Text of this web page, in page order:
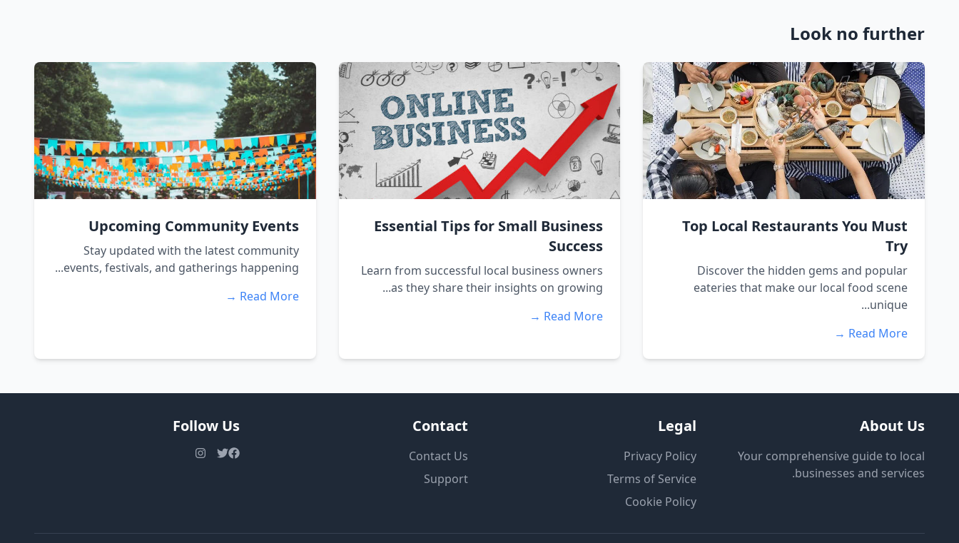
Look no further
Top Local Restaurants You Must
Try
Discover the hidden gems and popular
eateries that make our local food scene
unique...
Read More →
Essential Tips for Small Business
Success
Learn from successful local business owners
as they share their insights on growing...
Read More →
Upcoming Community Events
Stay updated with the latest community
events, festivals, and gatherings happening...
Read More →
About Us
Your comprehensive guide to local
businesses and services.
Legal
Privacy Policy
Terms of Service
Cookie Policy
Contact
Contact Us
Support
Follow Us